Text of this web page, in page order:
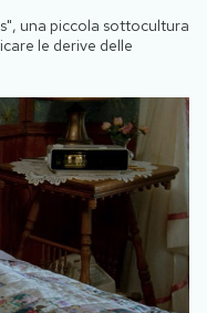
una piccola sottocultura
le derive delle